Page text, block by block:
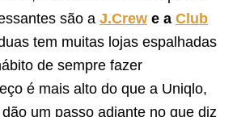
são a J.Crew e a Club
tem muitas lojas espalhadas
de sempre fazer
é mais alto do que a Uniqlo,
um passo adiante no que diz